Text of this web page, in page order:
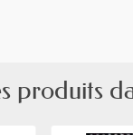
produits